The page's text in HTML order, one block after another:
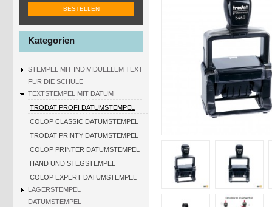
BESTELLEN
Kategorien
STEMPEL MIT INDIVIDUELLEM TEXT
FÜR DIE SCHULE
TEXTSTEMPEL MIT DATUM
TRODAT PROFI DATUMSTEMPEL
COLOP CLASSIC DATUMSTEMPEL
TRODAT PRINTY DATUMSTEMPEL
COLOP PRINTER DATUMSTEMPEL
HAND UND STEGSTEMPEL
COLOP EXPERT DATUMSTEMPEL
LAGERSTEMPEL
DATUMSTEMPEL